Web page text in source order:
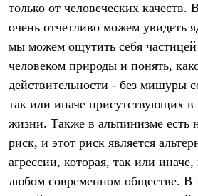
Лёгкая одежда
Футболки
Толстовки
Брюки
Шорты
Женская одежда
Утепленная пухом
Куртки
Жилеты
Утепленная синтетикой
Куртки
только от человеческих
очень отчетливо можем увидеть
мы можем ощутить себя частицей
человеком природы и понять,
действительности - без мишуры
так или иначе присутствующих
жизни. Также в альпинизме есть
риск, и этот риск является
агрессии, которая, так или иначе,
любом современном обществе. В